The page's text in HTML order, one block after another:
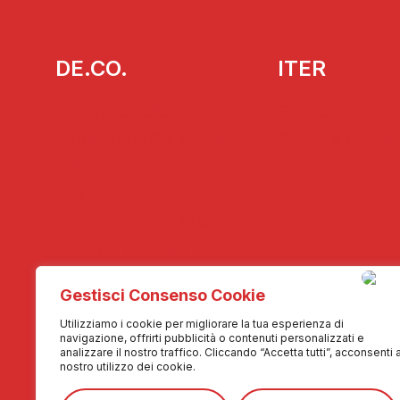
Gestisci Consenso Cookie
Utilizziamo i cookie per migliorare la tua esperienza di
navigazione, offrirti pubblicità o contenuti personalizzati e
analizzare il nostro traffico. Cliccando “Accetta tutti”, acconsenti
nostro utilizzo dei cookie.
DE.CO.
MEDIA
Fotogallery
ITER
Contattaci